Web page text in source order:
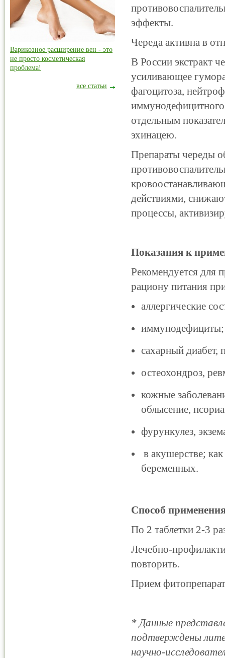
эффекты.
Череда активна в
В России экстракт
усиливающее
фагоцитоза,
иммунодефицитного
отдельным
эхинацею.
Препараты череды
действиями,
процессы,
Показания к
Рекомендуется для
рациону питания
аллергические
иммунодефициты;
сахарный диабет,
остеохондроз,
кожные
облысение,
фурункулез,
в акушерстве;
беременных.
Способ
По 2 таблетки 2-3
Лечебно-
повторить.
Прием
* Данные
подтверждены
научно-
Варикозное расширение вен - это
не просто косметическая
проблема!
все статьи